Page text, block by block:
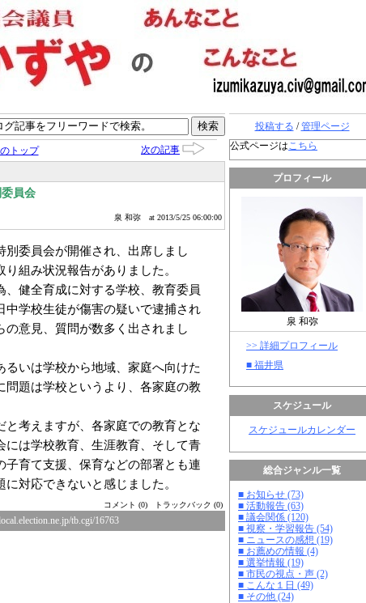
投稿する /管理ページ
公式ページはこちら
プロフィール
泉 和弥
>> 詳細プロフィール
■ 福井県
スケジュール
スケジュールカレンダー
総合ジャンル一覧
■ お知らせ (73)
■ 活動報告 (63)
■ 議会関係 (120)
■ 視察・学習報告 (54)
■ ニュースの感想 (19)
■ お薦めの情報 (4)
■ 選挙情報 (19)
■ 市民の視点・声 (2)
■ こんな１日 (49)
■ その他 (24)
トップ 次の記事
員会
泉 和弥 at 2013/5/25 06:00:00
委員会が開催され、出席しまし
組み状況報告がありました。
健全育成に対する学校、教育委員
学校生徒が傷害の疑いで逮捕され
意見、質問が数多く出されまし
いは学校から地域、家庭へ向けた
題は学校というより、各家庭の教
考えますが、各家庭での教育とな
には学校教育、生涯教育、そして青
育て支援、保育などの部署とも連
対応できないと感じました。
コメント (0) トラックバック (0)
tb.cgi/16763